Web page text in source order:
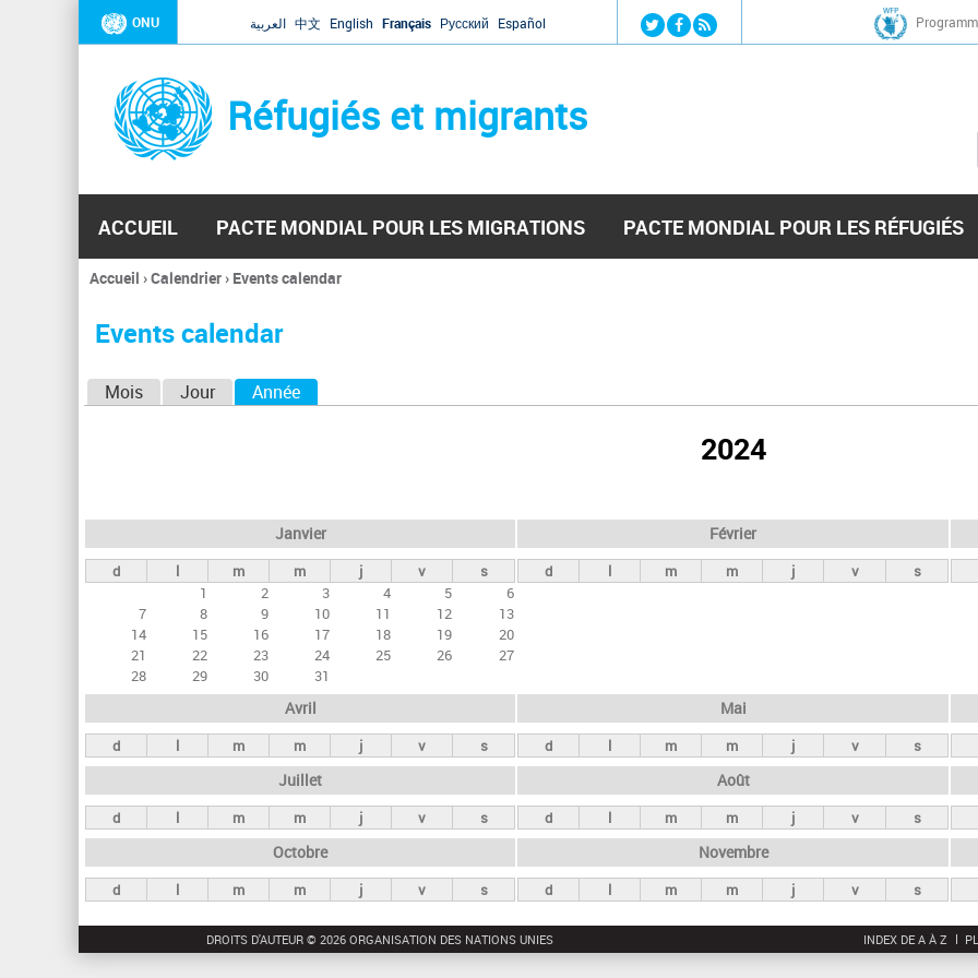
Jump to navigation
ONU العربية 中文 English Français Русский Español
Réfugiés et migrants
ACCUEIL PACTE MONDIAL POUR LES MIGRATIONS PACTE MONDIAL POUR LES RÉFUGIÉS
Vous
ici
Accueil ›Calendrier› Events calendar
Events calendar
e
t
s
n
c
i
p
a
x
Mois Jour Année
2024
Janvier
d l m m j v
s
1
2 3 4 5
6
7
8 9 10 11 12
13
14
15 16 17 18 19
20
21
22 23 24 25 26
27
28
29 30 31
Février
d l m m j v s
Avril
d l m m j v s
Mai
d l m m j v s
Juillet
d l m m j v s
Août
d l m m j v s
Octobre
d l m m j v s
Novembre
d l m m j v s
DROITS D'AUTEUR © 2026 ORGANISATION DES NATIONS UNIES INDEX DE A À Z